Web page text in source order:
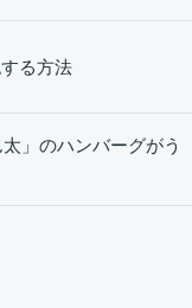
る方法
」のハンバーグがう